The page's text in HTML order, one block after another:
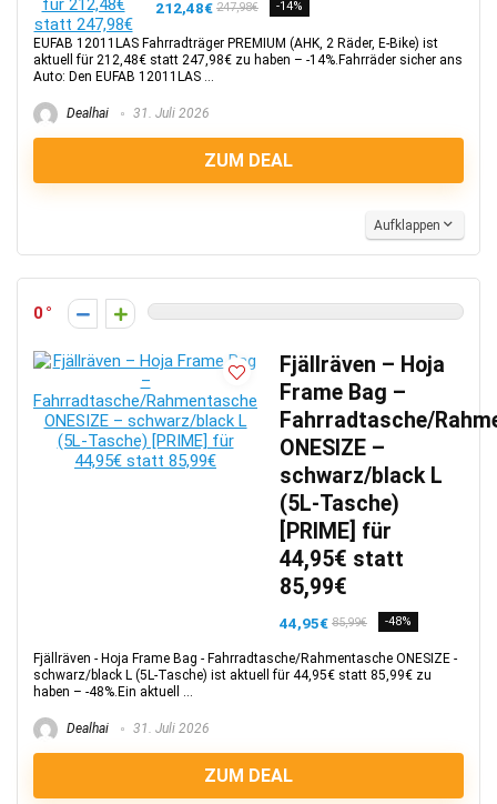
212,48€ 247,98€ -14%
EUFAB 12011LAS Fahrradträger PREMIUM (AHK, 2 Räder, E-Bike) ist
aktuell für 212,48€ statt 247,98€ zu haben – -14%.Fahrräder sicher ans
Auto: Den EUFAB 12011LAS ...
Dealhai 31. Juli 2026
ZUM DEAL
Aufklappen
0
Fjällräven – Hoja
Frame Bag –
Fahrradtasche/
ONESIZE –
schwarz/black L
(5L-Tasche)
[PRIME] für
44,95€ statt
85,99€
44,95€ 85,99€ -48%
Fjällräven - Hoja Frame Bag - Fahrradtasche/Rahmentasche ONESIZE -
schwarz/black L (5L-Tasche) ist aktuell für 44,95€ statt 85,99€ zu
haben – -48%.Ein aktuell ...
Dealhai 31. Juli 2026
ZUM DEAL